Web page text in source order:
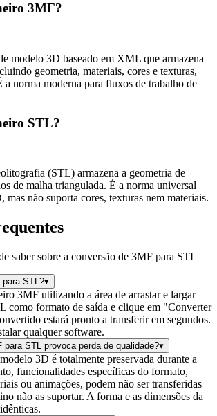
3MF?
modelo 3D baseado em XML que armazena
geometria, materiais, cores e texturas,
a norma moderna para fluxos de trabalho de
STL?
(STL) armazena a geometria de
de malha triangulada. É a norma universal
mas não suporta cores, texturas nem materiais.
saber sobre a conversão de 3MF para STL
STL?▾
3MF utilizando a área de arrastar e largar
como formato de saída e clique em "Converter
estará pronto a transferir em segundos.
qualquer software.
para STL provoca perda de qualidade?▾
3D é totalmente preservada durante a
funcionalidades específicas do formato,
ou animações, podem não ser transferidas
não as suportar. A forma e as dimensões da